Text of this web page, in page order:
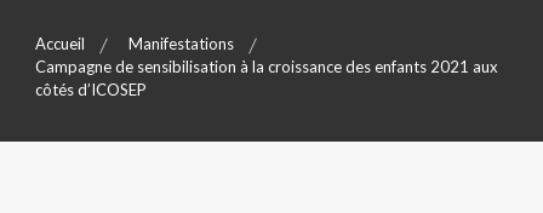
Accueil
Manifestations
Campagne de sensibilisation à la croissance des enfants 2021 aux
côtés d’ICOSEP